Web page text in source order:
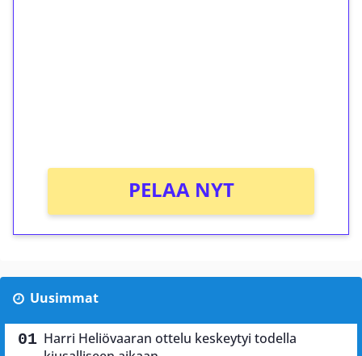
PELAA NYT
Uusimmat
Harri Heliövaaran ottelu keskeytyi todella